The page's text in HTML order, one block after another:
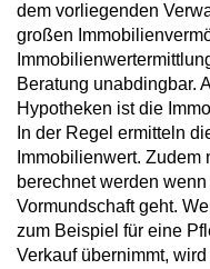
dem vorliegenden
großen
Beratung unabdingbar.
Hypotheken ist die
In der Regel ermitteln
Immobilienwert.
berechnet werden
Vormundschaft geht.
zum Beispiel für eine
Verkauf übernimmt,